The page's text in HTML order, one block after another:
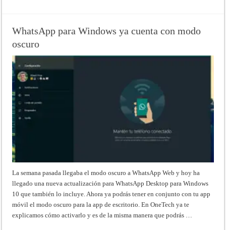
WhatsApp para Windows ya cuenta con modo
oscuro
La semana pasada llegaba el modo oscuro a WhatsApp Web y hoy ha
llegado una nueva actualización para WhatsApp Desktop para Windows
10 que también lo incluye. Ahora ya podrás tener en conjunto con tu app
móvil el modo oscuro para la app de escritorio. En OneTech ya te
explicamos cómo activarlo y es de la misma manera que podrás …